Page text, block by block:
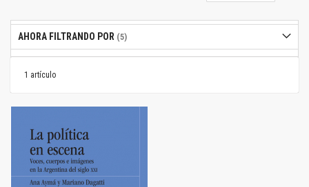
1 artículo
AHORA FILTRANDO POR